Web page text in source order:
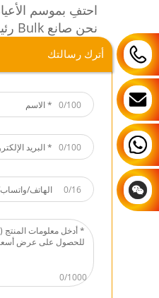
احتفِ بموسم
نحن صانع Bulk رئيسي مكرس لإنتاج كرات سيراميك استثنائية ومصممة بشكل فريد تبرز بين غيرها.
سواء كنت تحتاج
ثق بنا لتحصل على
أترك رسالتك
0/100
0/100
0/16
0/1000